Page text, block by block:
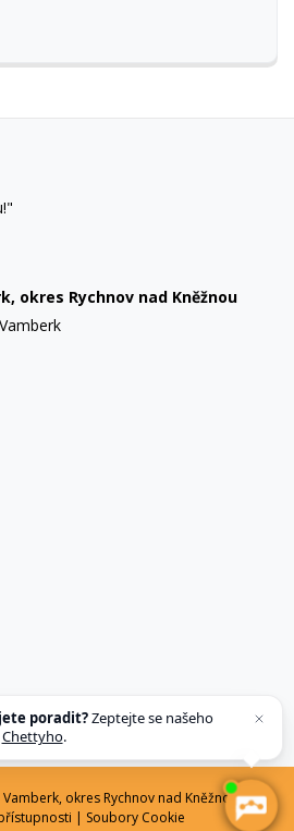
okres Rychnov nad Kněžnou
okres Rychnov nad Kněžnou
| Soubory Cookie
poradit?Zeptejte se našeho
Chettyho.